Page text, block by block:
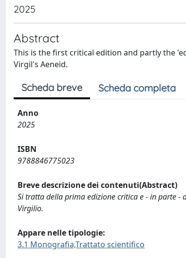
2025
Abstract
This is the first critical edition and partly the
Virgil's Aeneid.
Scheda breve Scheda completa
Anno
2025
ISBN
9788846775023
Breve descrizione dei contenuti(Abstract)
Si tratta della prima edizione critica e - in parte
Virgilio.
Appare nelle tipologie:
3.1 Monografia,Trattato scientifico